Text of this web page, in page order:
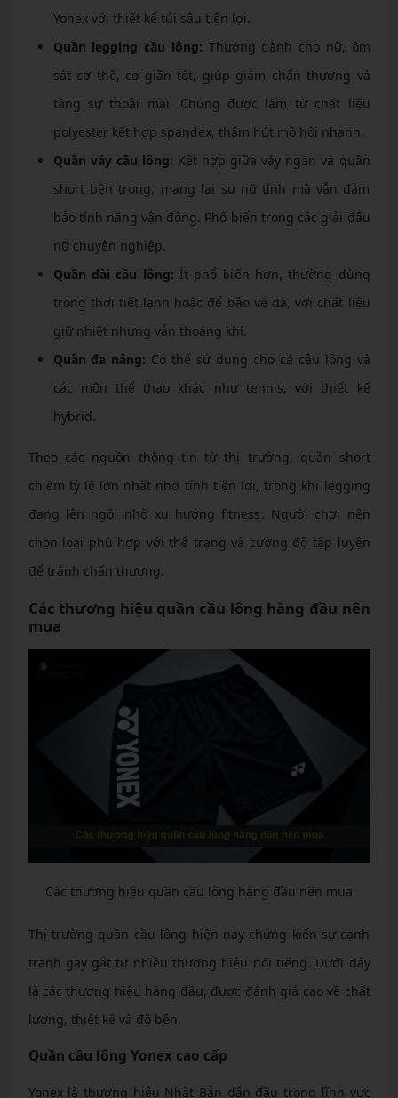
Yonex với thiết kế túi sâu tiện lợi.
Quần legging cầu lông: Thường dành cho nữ, ôm
sát cơ thể, co giãn tốt, giúp giảm chấn thương và
tăng sự thoải mái. Chúng được làm từ chất liệu
polyester kết hợp spandex, thấm hút mồ hôi nhanh.
Quần váy cầu lông: Kết hợp giữa váy ngắn và quần
short bên trong, mang lại sự nữ tính mà vẫn đảm
bảo tính năng vận động. Phổ biến trong các giải đấu
nữ chuyên nghiệp.
Quần dài cầu lông: Ít phổ biến hơn, thường dùng
trong thời tiết lạnh hoặc để bảo vệ da, với chất liệu
giữ nhiệt nhưng vẫn thoáng khí.
Quần đa năng: Có thể sử dụng cho cả cầu lông và
các môn thể thao khác như tennis, với thiết kế
hybrid.
Theo các nguồn thông tin từ thị trường, quần short
chiếm tỷ lệ lớn nhất nhờ tính tiện lợi, trong khi legging
đang lên ngôi nhờ xu hướng fitness. Người chơi nên
chọn loại phù hợp với thể trạng và cường độ tập luyện
để tránh chấn thương.
Các thương hiệu quần cầu lông hàng đầu nên
mua
Các thương hiệu quần cầu lông hàng đầu nên mua
Thị trường quần cầu lông hiện nay chứng kiến sự cạnh
tranh gay gắt từ nhiều thương hiệu nổi tiếng. Dưới đây
là các thương hiệu hàng đầu, được đánh giá cao về chất
lượng, thiết kế và độ bền.
Quần cầu lông Yonex cao cấp
Yonex là thương hiệu Nhật Bản dẫn đầu trong lĩnh vực